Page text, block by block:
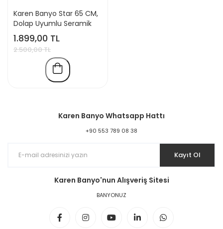
Karen Banyo Star 65 CM,
Dolap Uyumlu Seramik
Lavabo
1.899,00 TL
2.500,00 TL
Karen Banyo Whatsapp Hattı
+90 553 789 08 38
Kayıt Ol
Karen Banyo'nun Alışveriş Sitesi
BANYONUZ